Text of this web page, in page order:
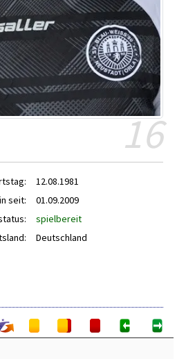
16
12.08.1981
seit:
01.09.2009
spielbereit
Deutschland